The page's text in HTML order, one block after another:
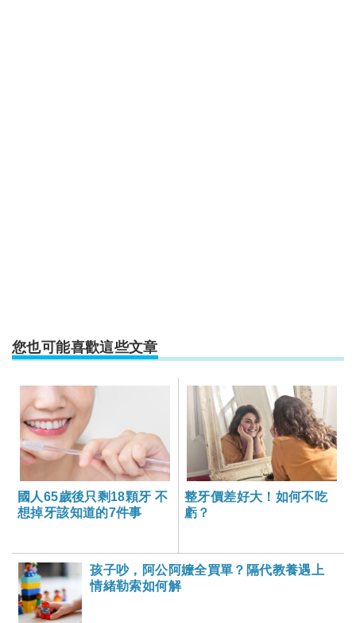
您也可能喜歡這些文章
國人65歲後只剩18顆牙 不
想掉牙該知道的7件事
整牙價差好大！如何不吃
虧？
孩子吵，阿公阿嬤全買單？隔代教養遇上
情緒勒索如何解